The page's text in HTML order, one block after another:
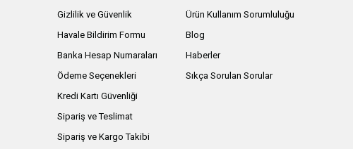
Gizlilik ve Güvenlik
Havale Bildirim Formu
Banka Hesap Numaraları
Ödeme Seçenekleri
Kredi Kartı Güvenliği
Sipariş ve Teslimat
Sipariş ve Kargo Takibi
Ürün Kullanım Sorumluluğu
Blog
Haberler
Sıkça Sorulan Sorular